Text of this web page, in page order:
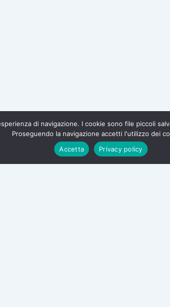
difendi i tuoi diritti.
di navigazione. I cookie sono file piccoli
Proseguendo la navigazione accetti l'utilizzo dei
Accetta
Privacy policy